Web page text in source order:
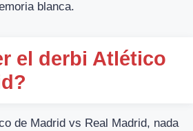
blanca.
el derbi Atlético
de Madrid vs Real Madrid, nada